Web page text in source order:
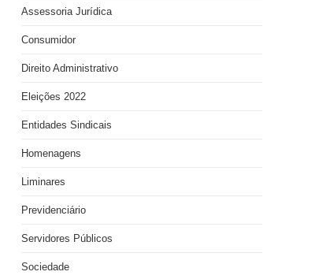
Assessoria Jurídica
Consumidor
Direito Administrativo
Eleições 2022
Entidades Sindicais
Homenagens
Liminares
Previdenciário
Servidores Públicos
Sociedade